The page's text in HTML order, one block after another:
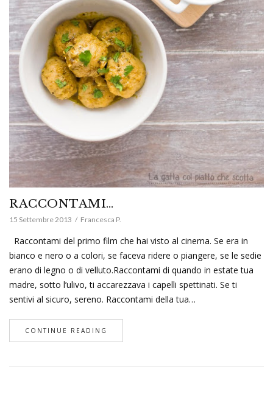
RACCONTAMI…
15 Settembre 2013 Francesca P.
Raccontami del primo film che hai visto al cinema. Se era in
bianco e nero o a colori, se faceva ridere o piangere, se le sedie
erano di legno o di velluto.Raccontami di quando in estate tua
madre, sotto l’ulivo, ti accarezzava i capelli spettinati. Se ti
sentivi al sicuro, sereno. Raccontami della tua…
CONTINUE READING